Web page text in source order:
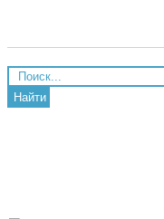
Найти